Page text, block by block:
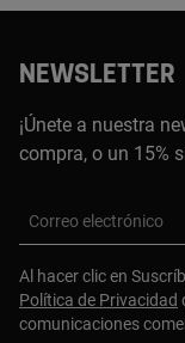
NEWSLETTER
¡Únete a nuestra
compra, o un 15%
Correo electrónico
Al hacer clic en
Política de Privacidad
comunicaciones